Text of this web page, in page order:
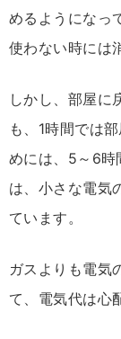
めるようになっ
使わない時には
しかし、部屋に
も、1時間では
めには、5～6時
は、小さな電気
ています。
ガスよりも電気
て、電気代は心